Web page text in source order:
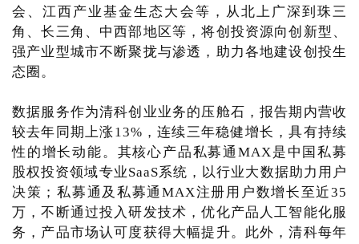
会、江西产业基金生态大会等，从北上广深到珠三
角、长三角、中西部地区等，将创投资源向创新型、
强产业型城市不断聚拢与渗透，助力各地建设创投生
态圈。
数据服务作为清科创业业务的压舱石，报告期内营收
较去年同期上涨13%，连续三年稳健增长，具有持续
性的增长动能。其核心产品私募通MAX是中国私募
股权投资领域专业SaaS系统，以行业大数据助力用户
决策；私募通及私募通MAX注册用户数增长至近35
万，不断通过投入研发技术，优化产品人工智能化服
务，产品市场认可度获得大幅提升。此外，清科每年